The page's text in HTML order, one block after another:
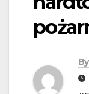
By